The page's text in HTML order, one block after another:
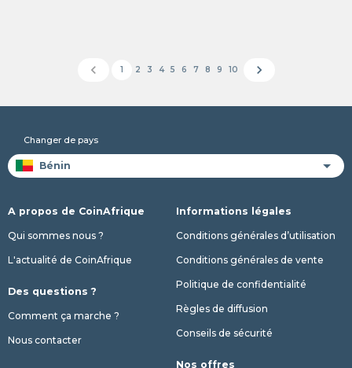
chevron_left 1 2 3 4 5 6 7 8 9 10 chevron_right
Changer de pays
A propos de CoinAfrique
Qui sommes nous ?
L'actualité de CoinAfrique
Des questions ?
Comment ça marche ?
Nous contacter
Informations légales
Conditions générales d’utilisation
Conditions générales de vente
Politique de confidentialité
Règles de diffusion
Conseils de sécurité
Nos offres